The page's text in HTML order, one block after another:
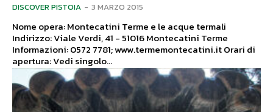
DISCOVER PISTOIA - 3 MARZO 2015
Nome opera: Montecatini Terme e le acque termali
Indirizzo: Viale Verdi, 41 - 51016 Montecatini Terme
Informazioni: 0572 7781; www.termemontecatini.it Orari di
apertura: Vedi singolo...